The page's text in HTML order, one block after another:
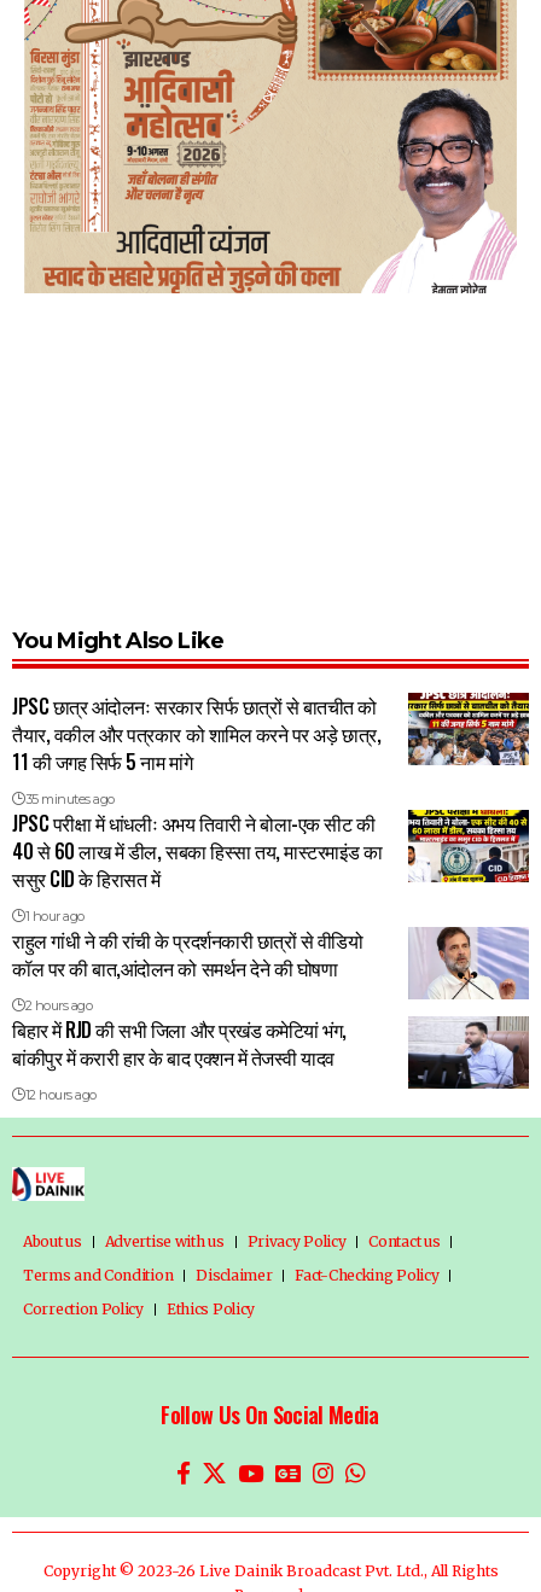
You Might Also Like
JPSC छात्र आंदोलनः सरकार सिर्फ छात्रों से बातचीत को
तैयार, वकील और पत्रकार को शामिल करने पर अड़े छात्र,
11 की जगह सिर्फ 5 नाम मांगे
35 minutes ago
JPSC परीक्षा में धांधलीः अभय तिवारी ने बोला-एक सीट की
40 से 60 लाख में डील, सबका हिस्सा तय, मास्टरमाइंड का
ससुर CID के हिरासत में
1 hour ago
राहुल गांधी ने की रांची के प्रदर्शनकारी छात्रों से वीडियो
कॉल पर की बात,आंदोलन को समर्थन देने की घोषणा
2 hours ago
बिहार में RJD की सभी जिला और प्रखंड कमेटियां भंग,
बांकीपुर में करारी हार के बाद एक्शन में तेजस्वी यादव
12 hours ago
About us Advertise with us Privacy Policy
Contact us
Terms and Condition
Disclaimer
Fact-Checking Policy
Correction Policy
Ethics Policy
Follow Us On Social Media
Copyright © 2023-26 Live Dainik Broadcast Pvt. Ltd., All Rights